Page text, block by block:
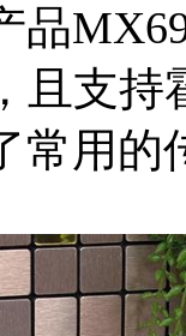
品
且支
常用的